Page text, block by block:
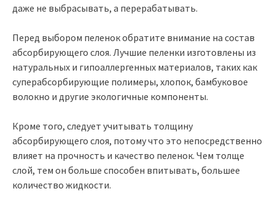
даже не выбрасывать, а перерабатывать.
Перед выбором пеленок обратите внимание на состав
абсорбирующего слоя. Лучшие пеленки изготовлены из
натуральных и гипоаллергенных материалов, таких как
суперабсорбирующие полимеры, хлопок, бамбуковое
волокно и другие экологичные компоненты.
Кроме того, следует учитывать толщину
абсорбирующего слоя, потому что это непосредственно
влияет на прочность и качество пеленок. Чем толще
слой, тем он больше способен впитывать, большее
количество жидкости.